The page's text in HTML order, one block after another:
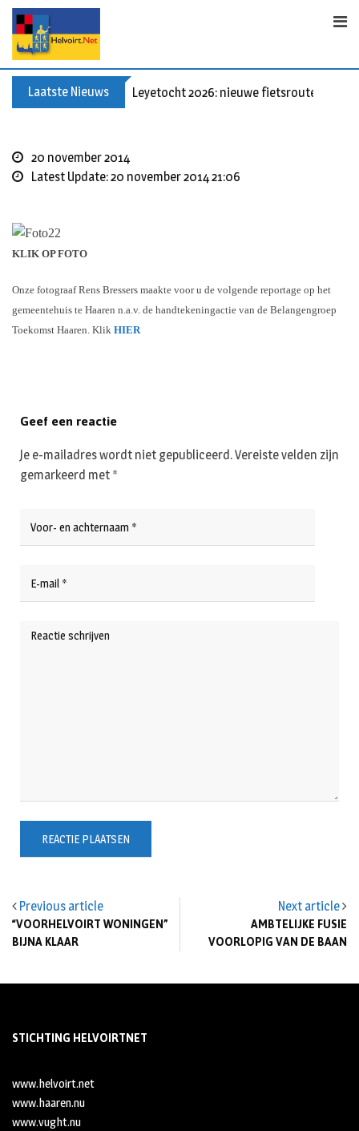
Skip
content
Laatste Nieuws Leyetocht 2026: nieuwe fietsroutes
20 november 2014
Latest Update: 20 november 2014 21:06
KLIK OP FOTO
Onze fotograaf Rens Bressers maakte voor u de volgende reportage op het
gemeentehuis te Haaren n.a.v. de handtekeningactie van de Belangengroep
Toekomst Haaren. Klik HIER
Previous article
“VOORHELVOIRT WONINGEN”
BIJNA KLAAR
Next article
AMBTELIJKE FUSIE
VOORLOPIG VAN DE BAAN
Geef een reactie
Je e-mailadres wordt niet gepubliceerd.Vereiste velden zijn
gemarkeerd met *
STICHTING HELVOIRTNET
www.helvoirt.net
www.haaren.nu
www.vught.nu